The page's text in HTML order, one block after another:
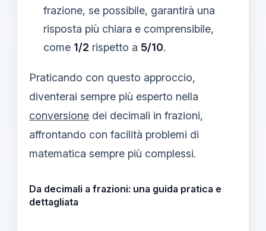
frazione, se possibile, garantirà una
risposta più chiara e comprensibile,
come 1/2 rispetto a 5/10.
Praticando con questo approccio,
diventerai sempre più esperto nella
conversione dei decimali in frazioni,
affrontando con facilità problemi di
matematica sempre più complessi.
Da decimali a frazioni: una guida pratica e
dettagliata